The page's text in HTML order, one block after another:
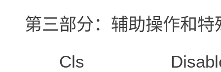
第三部分：辅助操作和特
Cls Disable